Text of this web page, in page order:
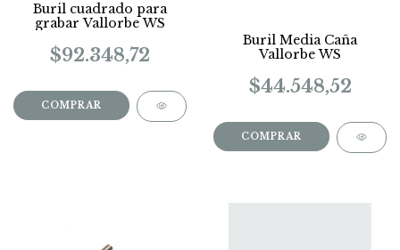
Buril cuadrado para
grabar Vallorbe WS
$92.348,72
COMPRAR
Buril Media Caña
Vallorbe WS
$44.548,52
COMPRAR